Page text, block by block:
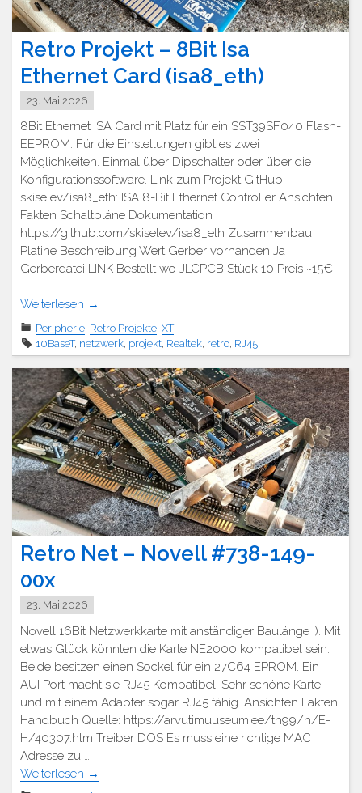
Retro Projekt – 8Bit Isa
Ethernet Card (isa8_eth)
23. Mai 2026
8Bit Ethernet ISA Card mit Platz für ein SST39SF040 Flash-
EEPROM. Für die Einstellungen gibt es zwei
Möglichkeiten. Einmal über Dipschalter oder über die
Konfigurationssoftware. Link zum Projekt GitHub –
skiselev/isa8_eth: ISA 8-Bit Ethernet Controller Ansichten
Fakten Schaltpläne Dokumentation
https://github.com/skiselev/isa8_eth Zusammenbau
Platine Beschreibung Wert Gerber vorhanden Ja
Gerberdatei LINK Bestellt wo JLCPCB Stück 10 Preis ~15€
…
Weiterlesen →
Peripherie Retro Projekte XT
10BaseT, netzwerk projekt Realtek retro RJ45
Retro Net – Novell #738-149-
00x
23. Mai 2026
Novell 16Bit Netzwerkkarte mit anständiger Baulänge ;). Mit
etwas Glück könnten die Karte NE2000 kompatibel sein.
Beide besitzen einen Sockel für ein 27C64 EPROM. Ein
AUI Port macht sie RJ45 Kompatibel. Sehr schöne Karte
und mit einem Adapter sogar RJ45 fähig. Ansichten Fakten
Handbuch Quelle: https://arvutimuuseum.ee/th99/n/E-
H/40307.htm Treiber DOS Es muss eine richtige MAC
Adresse zu …
Weiterlesen →